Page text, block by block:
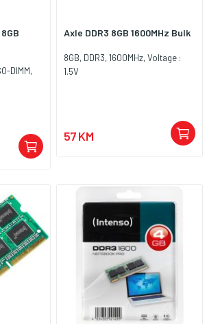
DIMM,
Axle DDR3 8GB 1600MHz Bulk
8GB, DDR3, 1600MHz, Voltage :
1.5V
57 KM